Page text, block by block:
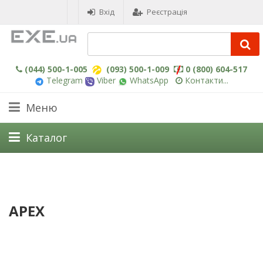
Вхід Реєстрація
(044) 500-1-005 (093) 500-1-009
0 (800) 604-517
Telegram
Viber WhatsApp Контакти...
Меню
Каталог
APEX